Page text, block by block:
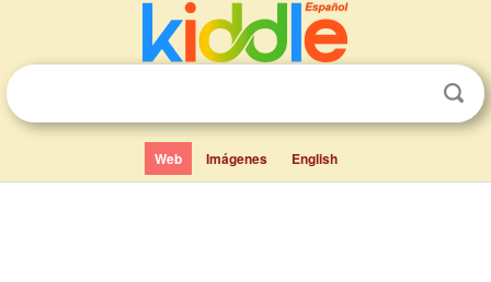
Web Imágenes English